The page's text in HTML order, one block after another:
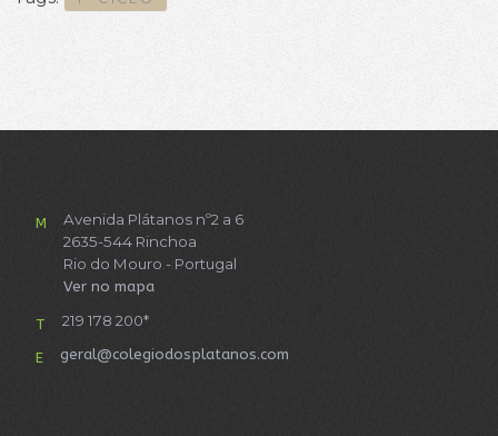
M
Avenida Plátanos nº2 a 6
2635-544 Rinchoa
Rio do Mouro - Portugal
Ver no mapa
T 219 178 200*
E geral@colegiodosplatanos.com